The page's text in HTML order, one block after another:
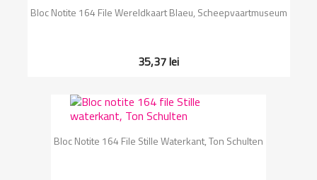
Bloc Notite 164 File Wereldkaart Blaeu, Scheepvaartmuseum
35,37 lei
Bloc Notite 164 File Stille Waterkant, Ton Schulten